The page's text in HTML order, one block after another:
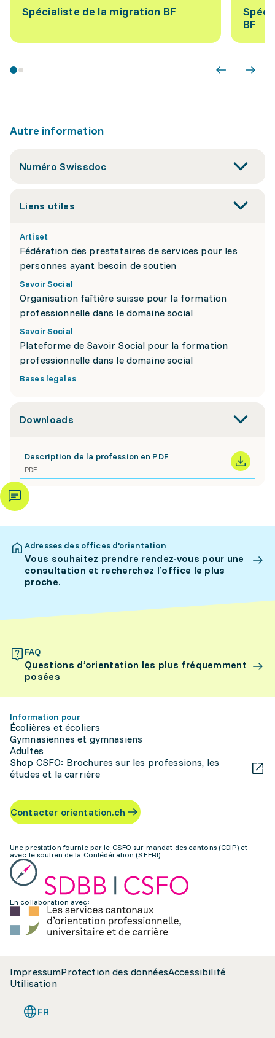
Spécialiste de la migration BF
BF
Autre information
Numéro Swissdoc
Liens utiles
Artiset
Fédération des prestataires de services pour les
personnes ayant besoin de soutien
Savoir Social
Organisation faîtière suisse pour la formation
professionnelle dans le domaine social
Savoir Social
Plateforme de Savoir Social pour la formation
professionnelle dans le domaine social
Bases legales
Downloads
Description de la profession en PDF
PDF
Adresses des offices d’orientation
Vous souhaitez prendre rendez-vous pour une
consultation et recherchez l’office le plus
proche.
FAQ
Questions d’orientation les plus fréquemment
posées
Information pour
Écolières et écoliers
Gymnasiennes et gymnasiens
Adultes
Shop CSFO: Brochures sur les professions, les
études et la carrière
Contacter orientation.ch
Une prestation fournie par le CSFO sur mandat des cantons (CDIP) et
avec le soutien de la Confédération (SEFRI)
En collaboration avec:
ImpressumProtection des donnéesAccessibilité
Utilisation
FR